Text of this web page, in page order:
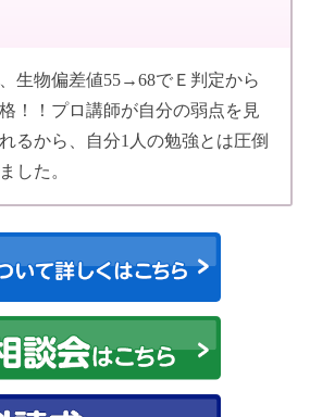
生物偏差値55→68でＥ判定から
！！プロ講師が自分の弱点を見
るから、自分1人の勉強とは圧倒
した。